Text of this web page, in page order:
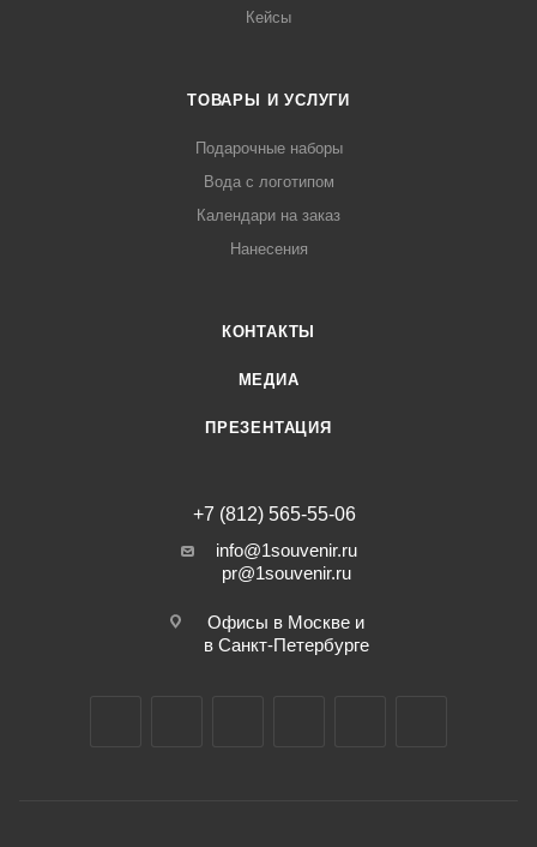
Кейсы
ТОВАРЫ И УСЛУГИ
Подарочные наборы
Вода с логотипом
Календари на заказ
Нанесения
КОНТАКТЫ
МЕДИА
ПРЕЗЕНТАЦИЯ
+7 (812) 565-55-06
info@1souvenir.ru
pr@1souvenir.ru
Офисы в Москве и
в Санкт-Петербурге